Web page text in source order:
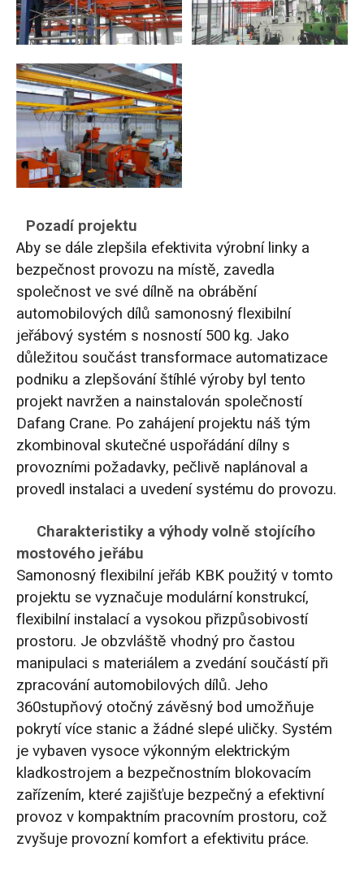
Pozadí projektu
Aby se dále zlepšila efektivita výrobní linky a
bezpečnost provozu na místě, zavedla
společnost ve své dílně na obrábění
automobilových dílů samonosný flexibilní
jeřábový systém s nosností 500 kg. Jako
důležitou součást transformace automatizace
podniku a zlepšování štíhlé výroby byl tento
projekt navržen a nainstalován společností
Dafang Crane. Po zahájení projektu náš tým
zkombinoval skutečné uspořádání dílny s
provozními požadavky, pečlivě naplánoval a
provedl instalaci a uvedení systému do provozu.
Charakteristiky a výhody volně stojícího
mostového jeřábu
Samonosný flexibilní jeřáb KBK použitý v tomto
projektu se vyznačuje modulární konstrukcí,
flexibilní instalací a vysokou přizpůsobivostí
prostoru. Je obzvláště vhodný pro častou
manipulaci s materiálem a zvedání součástí při
zpracování automobilových dílů. Jeho
360stupňový otočný závěsný bod umožňuje
pokrytí více stanic a žádné slepé uličky. Systém
je vybaven vysoce výkonným elektrickým
kladkostrojem a bezpečnostním blokovacím
zařízením, které zajišťuje bezpečný a efektivní
provoz v kompaktním pracovním prostoru, což
zvyšuje provozní komfort a efektivitu práce.